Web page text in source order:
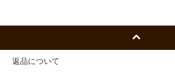
返品について